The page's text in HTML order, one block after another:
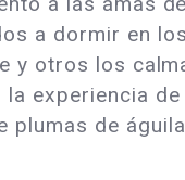
a dormir en
y otros los
experiencia
plumas de